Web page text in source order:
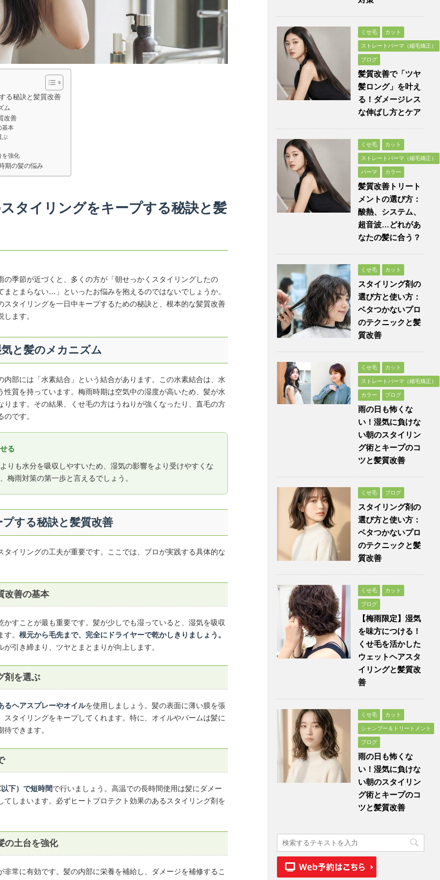
る秘訣と髪質改善
ム
改善
基本
ぶ
を強化
期の髪の悩み
タイリングをキープする秘訣と髪
季節が近づくと、多くの方が「朝せっかくスタイリングしたの
とまらない…」といったお悩みを抱えるのではないでしょうか。
タイリングを一日中キープするための秘訣と、根本的な髪質改善
ます。
と髪のメカニズム
部には「水素結合」という結合があります。この水素結合は、水
質を持っています。梅雨時期は空気中の湿度が高いため、髪が水
ます。その結果、くせ毛の方はうねりが強くなったり、直毛の方
です。
る
りも水分を吸収しやすいため、湿気の影響をより受けやすくな
梅雨対策の第一歩と言えるでしょう。
する秘訣と髪質改善
イリングの工夫が重要です。ここでは、プロが実践する具体的な
改善の基本
すことが最も重要です。髪が少しでも湿っていると、湿気を吸収
。 根元から毛先まで、完全にドライヤーで乾かしきりましょう。
引き締まり、ツヤとまとまりが向上します。
剤を選ぶ
るヘアスプレーやオイルを使用しましょう。髪の表面に薄い膜を張
タイリングをキープしてくれます。特に、オイルやバームは髪に
できます。
下）で短時間で行いましょう。高温での長時間使用は髪にダメー
しまいます。必ずヒートプロテクト効果のあるスタイリング剤を
の土台を強化
非常に有効です。髪の内部に栄養を補給し、ダメージを補修するこ
くせ毛 カット
ストレートパーマ（縮毛矯正）
ブログ
髪質改善で「ツヤ
髪ロング」を叶え
る！ダメージレス
な伸ばし方とケア
くせ毛 カット
ストレートパーマ（縮毛矯正）
パーマ カラー
髪質改善トリート
メントの選び方：
酸熱、システム、
超音波…どれがあ
なたの髪に合う？
くせ毛 カット
スタイリング剤の
選び方と使い方：
ベタつかないプロ
のテクニックと髪
質改善
くせ毛 カット
ストレートパーマ（縮毛矯正）
カラー ブログ
雨の日も怖くな
い！湿気に負けな
い朝のスタイリン
グ術とキープのコ
ツと髪質改善
くせ毛 ブログ
スタイリング剤の
選び方と使い方：
ベタつかないプロ
のテクニックと髪
質改善
くせ毛 カット
ブログ
【梅雨限定】湿気
を味方につける！
くせ毛を活かした
ウェットヘアスタ
イリングと髪質改
善
くせ毛 カット
シャンプー＆トリートメント
ブログ
雨の日も怖くな
い！湿気に負けな
い朝のスタイリン
グ術とキープのコ
ツと髪質改善